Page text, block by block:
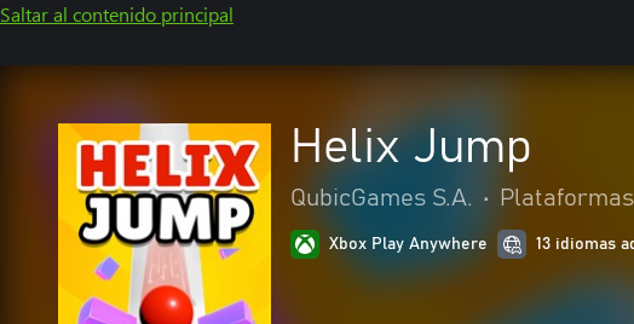
Saltar al contenido principal
Helix Jump
QubicGames S.A. • Plataformas
Xbox Play Anywhere 13 idiomas